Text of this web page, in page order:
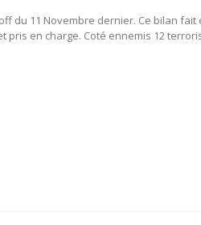
du 11 Novembre dernier. Ce bilan fait
en charge. Coté ennemis 12